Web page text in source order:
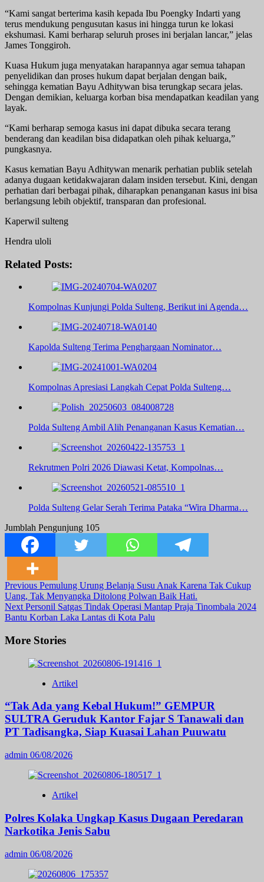
“Kami sangat berterima kasih kepada Ibu Poengky Indarti yang
terus mendukung pengusutan kasus ini hingga turun ke lokasi
ekshumasi. Kami berharap seluruh proses ini berjalan lancar,” jelas
James Tonggiroh.
Kuasa Hukum juga menyatakan harapannya agar semua tahapan
penyelidikan dan proses hukum dapat berjalan dengan baik,
sehingga kematian Bayu Adhitywan bisa terungkap secara jelas.
Dengan demikian, keluarga korban bisa mendapatkan keadilan yang
layak.
“Kami berharap semoga kasus ini dapat dibuka secara terang
benderang dan keadilan bisa didapatkan oleh pihak keluarga,”
pungkasnya.
Kasus kematian Bayu Adhitywan menarik perhatian publik setelah
adanya dugaan ketidakwajaran dalam insiden tersebut. Kini, dengan
perhatian dari berbagai pihak, diharapkan penanganan kasus ini bisa
berlangsung lebih objektif, transparan dan profesional.
Kaperwil sulteng
Hendra uloli
Related Posts:
Kompolnas Kunjungi Polda Sulteng, Berikut ini Agenda…
Kapolda Sulteng Terima Penghargaan Nominator…
Kompolnas Apresiasi Langkah Cepat Polda Sulteng…
Polda Sulteng Ambil Alih Penanganan Kasus Kematian…
Rekrutmen Polri 2026 Diawasi Ketat, Kompolnas…
Polda Sulteng Gelar Serah Terima Pataka “Wira Dharma…
Jumblah Pengunjung 105
Post
Navigation
Previous Pemulung Urung Belanja Susu Anak Karena Tak Cukup
Uang, Tak Menyangka Ditolong Polwan Baik Hati.
Next Personil Satgas Tindak Operasi Mantap Praja Tinombala 2024
Bantu Korban Laka Lantas di Kota Palu
More Stories
Artikel
“Tak Ada yang Kebal Hukum!” GEMPUR
SULTRA Geruduk Kantor Fajar S Tanawali dan
PT Tadisangka, Siap Kuasai Lahan Puuwatu
admin 06/08/2026
Artikel
Polres Kolaka Ungkap Kasus Dugaan Peredaran
Narkotika Jenis Sabu
admin 06/08/2026